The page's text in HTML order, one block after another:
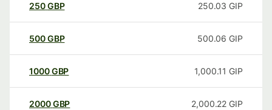
250GBP 250.03 GIP
500GBP 500.06 GIP
1000GBP 1,000.11 GIP
2000GBP 2,000.22 GIP